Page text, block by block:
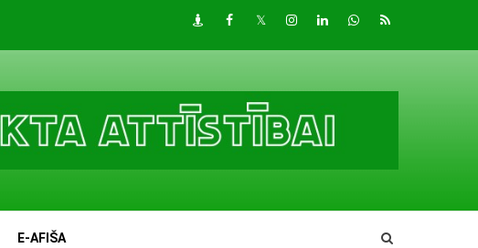
DraugiemFacebook
TwitterInstagram
LinkedInwhatsapp
RSS
E-AFIŠA